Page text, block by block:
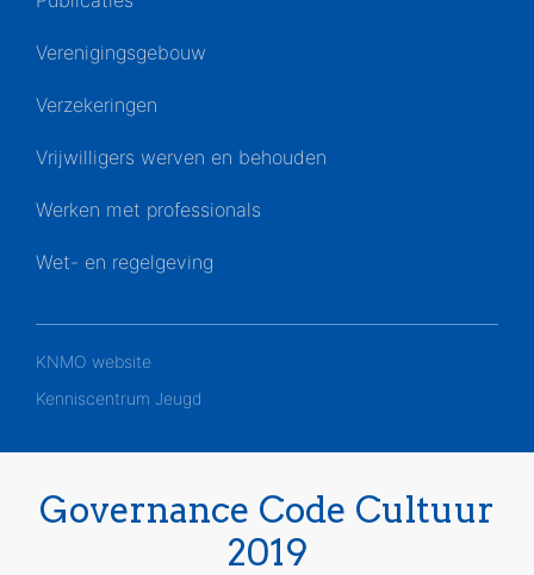
Verenigingsgebouw
Verzekeringen
Vrijwilligers werven en behouden
Werken met professionals
Wet- en regelgeving
KNMO website
Kenniscentrum Jeugd
Governance Code Cultuur
2019